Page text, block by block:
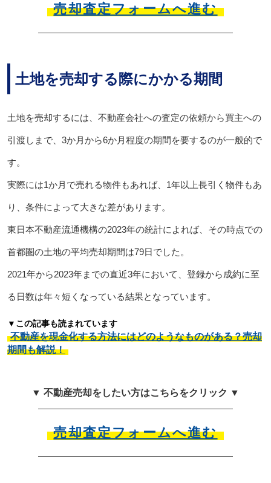
売却査定フォームへ進む
土地を売却する際にかかる期間
土地を売却するには、不動産会社への査定の依頼から買主への
引渡しまで、3か月から6か月程度の期間を要するのが一般的で
す。
実際には1か月で売れる物件もあれば、1年以上長引く物件もあ
り、条件によって大きな差があります。
東日本不動産流通機構の2023年の統計によれば、その時点での
首都圏の土地の平均売却期間は79日でした。
2021年から2023年までの直近3年において、登録から成約に至
る日数は年々短くなっている結果となっています。
▼この記事も読まれています
不動産を現金化する方法にはどのようなものがある？売却
期間も解説！
▼ 不動産売却をしたい方はこちらをクリック ▼
売却査定フォームへ進む